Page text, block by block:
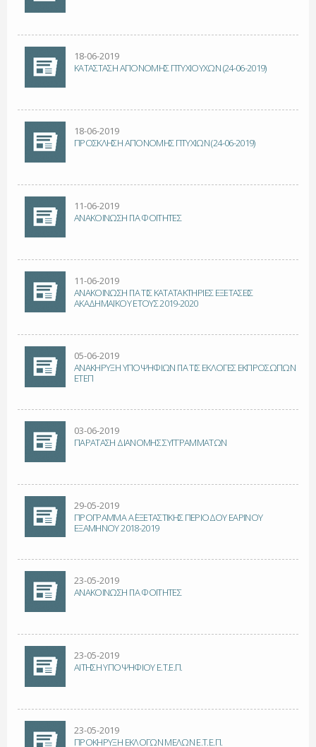
18-06-2019
ΚΑΤΑΣΤΑΣΗ ΑΠΟΝΟΜΗΣ ΠΤΥΧΙΟΥΧΩΝ (24-06-2019)
18-06-2019
ΠΡΟΣΚΛΗΣΗ ΑΠΟΝΟΜΗΣ ΠΤΥΧΙΩΝ (24-06-2019)
11-06-2019
ΑΝΑΚΟΙΝΩΣΗ ΓΙΑ ΦΟΙΤΗΤΕΣ
11-06-2019
ΑΝΑΚΟΙΝΩΣΗ ΓΙΑ ΤΙΣ ΚΑΤΑΤΑΚΤΗΡΙΕΣ ΕΞΕΤΑΣΕΙΣ
ΑΚΑΔΗΜΑΪΚΟΥ ΕΤΟΥΣ 2019-2020
05-06-2019
ΑΝΑΚΗΡΥΞΗ ΥΠΟΨΗΦΙΩΝ ΓΙΑ ΤΙΣ ΕΚΛΟΓΕΣ ΕΚΠΡΟΣΩΠΩΝ
ΕΤΕΠ
03-06-2019
ΠΑΡΑΤΑΣΗ ΔΙΑΝΟΜΗΣ ΣΥΓΓΡΑΜΜΑΤΩΝ
29-05-2019
ΠΡΟΓΡΑΜΜΑ Α΄ ΕΞΕΤΑΣΤΙΚΗΣ ΠΕΡΙΟΔΟΥ ΕΑΡΙΝΟΥ
ΕΞΑΜΗΝΟΥ 2018-2019
23-05-2019
ΑΝΑΚΟΙΝΩΣΗ ΓΙΑ ΦΟΙΤΗΤΕΣ
23-05-2019
ΑΙΤΗΣΗ ΥΠΟΨΗΦΙΟΥ Ε.Τ.Ε.Π.
23-05-2019
ΠΡΟΚΗΡΥΞΗ ΕΚΛΟΓΩΝ ΜΕΛΩΝ Ε.Τ.Ε.Π.